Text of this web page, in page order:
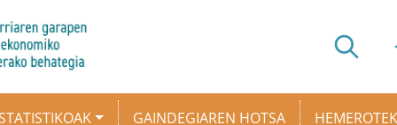
GAINDEGIAREN HOTSA